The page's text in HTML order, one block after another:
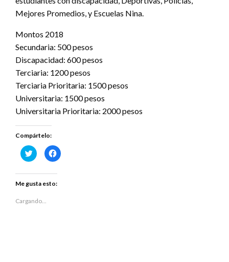
Mejores Promedios, y Escuelas Nina.
Montos 2018
Secundaria: 500 pesos
Discapacidad: 600 pesos
Terciaria: 1200 pesos
Terciaria Prioritaria: 1500 pesos
Universitaria: 1500 pesos
Universitaria Prioritaria: 2000 pesos
Compártelo:
Haz
clic
en
Twitter
(Se
en
Haz
clic
Me gusta esto:
Cargando...